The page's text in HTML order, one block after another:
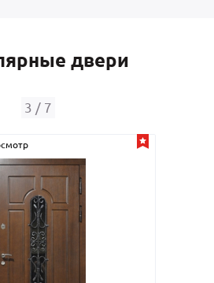
двери
4 / 7